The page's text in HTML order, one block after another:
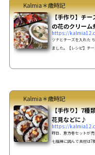
Kalmia＊歳時記
【手作り】チー
の花のクリーム
https://
ツナとチーズを入れた
ました。【レシピ】
Kalmia＊歳時記
【手作り】7種
花見などに♪
https://
昨日、恵方巻セットが
七福神に因んで具材は7